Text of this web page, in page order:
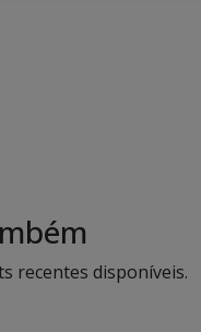
recentes disponíveis.